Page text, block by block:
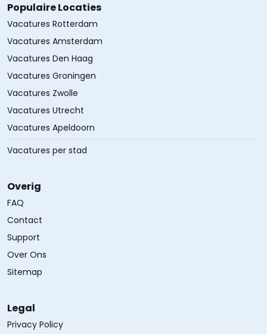
Populaire Locaties
Vacatures Rotterdam
Vacatures Amsterdam
Vacatures Den Haag
Vacatures Groningen
Vacatures Zwolle
Vacatures Utrecht
Vacatures Apeldoorn
Vacatures per stad
Overig
FAQ
Contact
Support
Over Ons
Sitemap
Legal
Privacy Policy